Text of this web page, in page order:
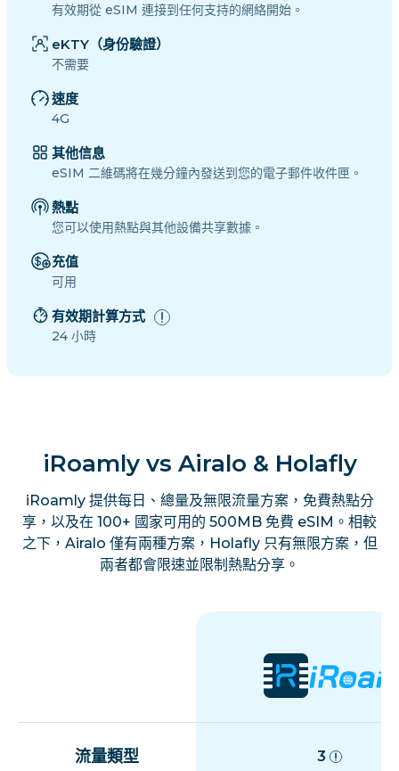
有效期從 eSIM 連接到任何支持的網絡開始。
eKTY（身份驗證）
不需要
速度
4G
其他信息
eSIM 二維碼將在幾分鐘內發送到您的電子郵件收件匣。
熱點
您可以使用熱點與其他設備共享數據。
充值
可用
有效期計算方式
24 小時
iRoamly vs Airalo & Holafly
iRoamly 提供每日、總量及無限流量方案，免費熱點分
享，以及在 100+ 國家可用的 500MB 免費 eSIM。相較
之下，Airalo 僅有兩種方案，Holafly 只有無限方案，但
兩者都會限速並限制熱點分享。
流量類型 3